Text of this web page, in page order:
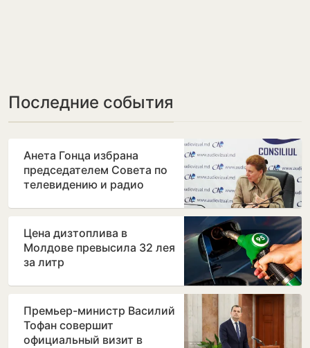
Последние события
Анета Гонца избрана
председателем Совета по
телевидению и радио
Вицу
Цена дизтоплива в
Молдове превысила 32 лея
за литр
Премьер-министр Василий
Тофан совершит
официальный визит в